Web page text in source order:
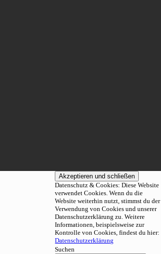
Datenschutz & Cookies: Diese Website
verwendet Cookies. Wenn du die
Website weiterhin nutzt, stimmst du der
Verwendung von Cookies und unserer
Datenschutzerklärung zu. Weitere
Informationen, beispielsweise zur
Kontrolle von Cookies, findest du hier:
Datenschutzerklärung
Suchen